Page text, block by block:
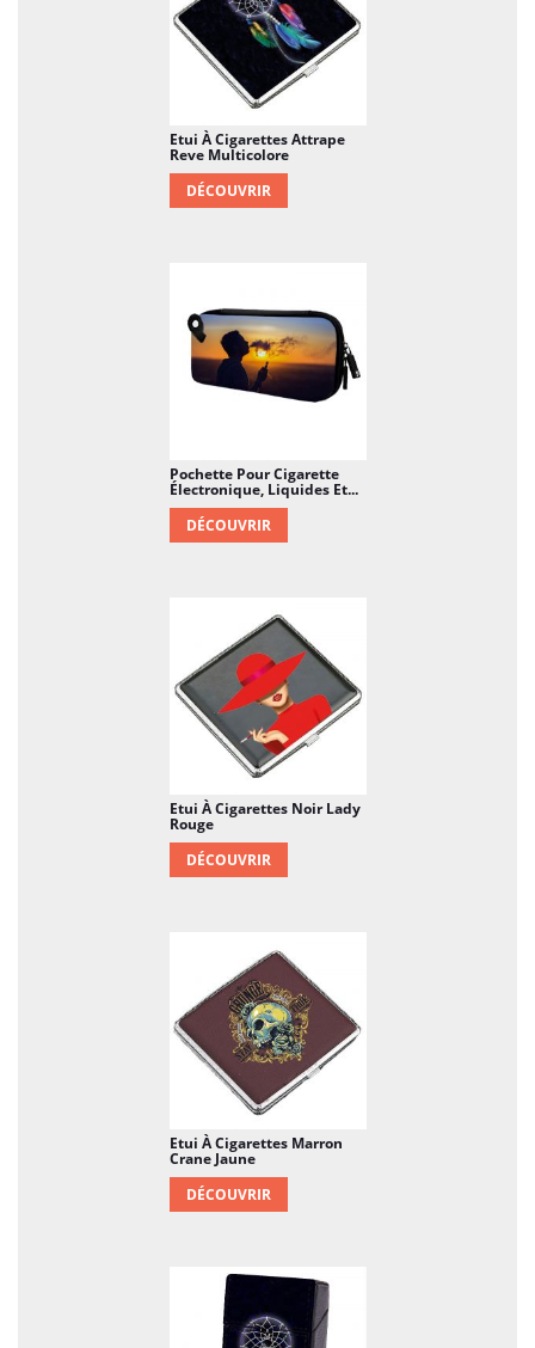
Etui À Cigarettes Attrape
Reve Multicolore
DÉCOUVRIR
Pochette Pour Cigarette
Électronique, Liquides Et...
DÉCOUVRIR
Etui À Cigarettes Noir Lady
Rouge
DÉCOUVRIR
Etui À Cigarettes Marron
Crane Jaune
DÉCOUVRIR